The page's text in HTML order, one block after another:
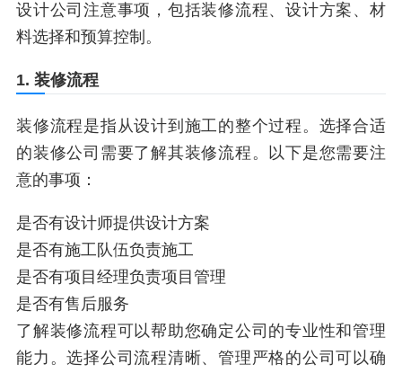
设计公司注意事项，包括装修流程、设计方案、材
料选择和预算控制。
1. 装修流程
装修流程是指从设计到施工的整个过程。选择合适
的装修公司需要了解其装修流程。以下是您需要注
意的事项：
是否有设计师提供设计方案
是否有施工队伍负责施工
是否有项目经理负责项目管理
是否有售后服务
了解装修流程可以帮助您确定公司的专业性和管理
能力。选择公司流程清晰、管理严格的公司可以确